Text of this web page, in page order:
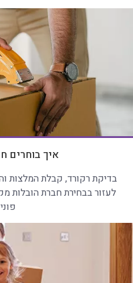
איך בוחרים
בדיקת רקורד, קבלת המלצות
לעזור בבחירת חברת הובלות